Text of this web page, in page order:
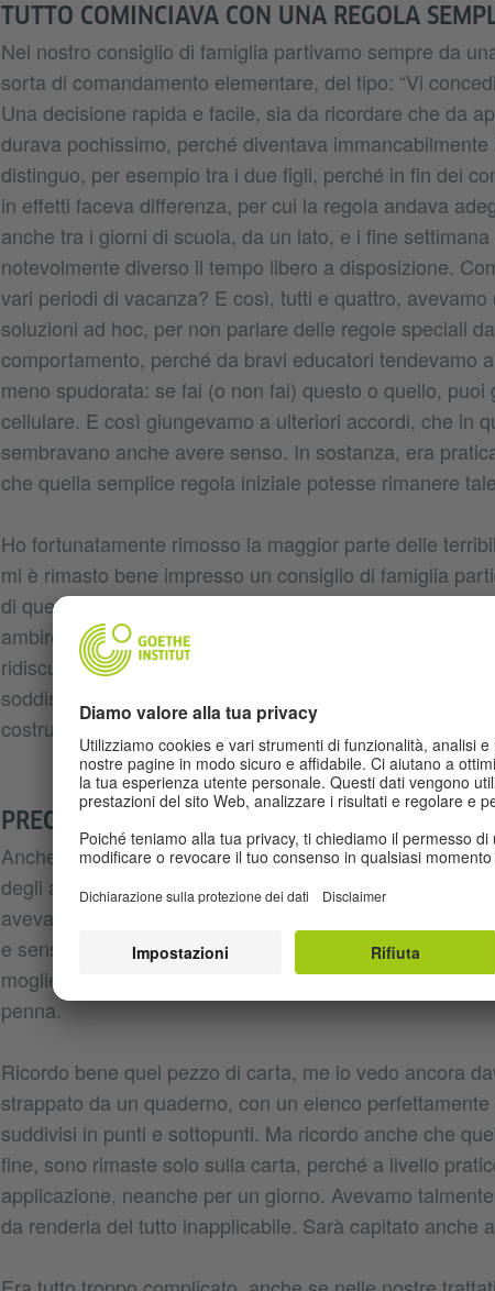
TUTTO COMINCIAVA CON UNA REGOLA
Nel nostro consiglio di famiglia partivamo sempre da
sorta di comandamento elementare, del tipo: “Vi
Una decisione rapida e facile, sia da ricordare che da
durava pochissimo, perché diventava
distinguo, per esempio tra i due figli, perché in fin dei
in effetti faceva differenza, per cui la regola andava
anche tra i giorni di scuola, da un lato, e i fine
notevolmente diverso il tempo libero a disposizione.
vari periodi di vacanza? E così, tutti e quattro,
soluzioni ad hoc, per non parlare delle regole speciali
comportamento, perché da bravi educatori tendevamo
meno spudorata: se fai (o non fai) questo o quello,
cellulare. E così giungevamo a ulteriori accordi, che in
sembravano anche avere senso. In sostanza, era
che quella semplice regola iniziale potesse rimanere
Ho fortunatamente rimosso la maggior parte delle
mi è rimasto bene impresso un consiglio di famiglia
di quel tipo, prima che i figli diventassero finalmente
ambire al ruolo di educatori modello. In quell’ultimo
ridiscusso tutto a fondo, ridefinendo ogni cosa nel
soddisfazione aver portato avanti le trattative in maniera
costruttiva.
PRECISAZIONI, DISTINGUO E PARTICOLARITÀ
Anche in quel caso eravamo partiti da una semplice
degli anni era diventata sempre meno ferrea: come
avevano aggiunto precisazioni, distinguo e
e sensate, fin quando il numero di specifiche aveva
moglie aveva deciso che bisognava mettere tutto per
penna.
Ricordo bene quel pezzo di carta, me lo vedo ancora
strappato da un quaderno, con un elenco
suddivisi in punti e sottopunti. Ma ricordo anche che
fine, sono rimaste solo sulla carta, perché a livello
applicazione, neanche per un giorno. Avevamo
da renderla del tutto inapplicabile. Sarà capitato anche